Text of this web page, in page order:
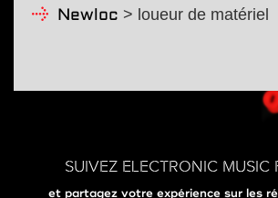
Newloc > loueur de matériel
SUIVEZ ELECTRONIC MUSIC
et partagez votre expérience sur les